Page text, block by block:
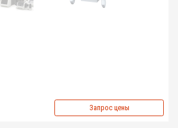
Запрос цены